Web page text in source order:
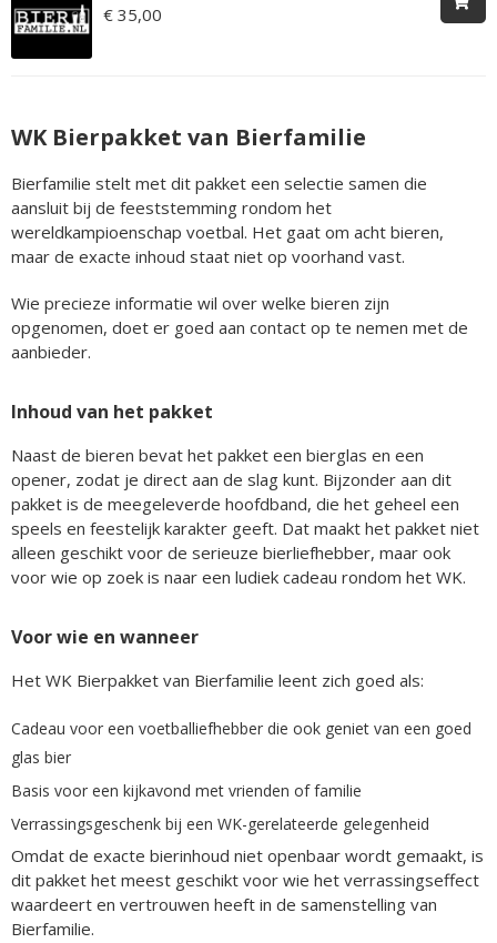
€ 35,00
WK Bierpakket van Bierfamilie
Bierfamilie stelt met dit pakket een selectie samen die
aansluit bij de feeststemming rondom het
wereldkampioenschap voetbal. Het gaat om acht bieren,
maar de exacte inhoud staat niet op voorhand vast.
Wie precieze informatie wil over welke bieren zijn
opgenomen, doet er goed aan contact op te nemen met de
aanbieder.
Inhoud van het pakket
Naast de bieren bevat het pakket een bierglas en een
opener, zodat je direct aan de slag kunt. Bijzonder aan dit
pakket is de meegeleverde hoofdband, die het geheel een
speels en feestelijk karakter geeft. Dat maakt het pakket niet
alleen geschikt voor de serieuze bierliefhebber, maar ook
voor wie op zoek is naar een ludiek cadeau rondom het WK.
Voor wie en wanneer
Het WK Bierpakket van Bierfamilie leent zich goed als:
Cadeau voor een voetballiefhebber die ook geniet van een goed
glas bier
Basis voor een kijkavond met vrienden of familie
Verrassingsgeschenk bij een WK-gerelateerde gelegenheid
Omdat de exacte bierinhoud niet openbaar wordt gemaakt, is
dit pakket het meest geschikt voor wie het verrassingseffect
waardeert en vertrouwen heeft in de samenstelling van
Bierfamilie.